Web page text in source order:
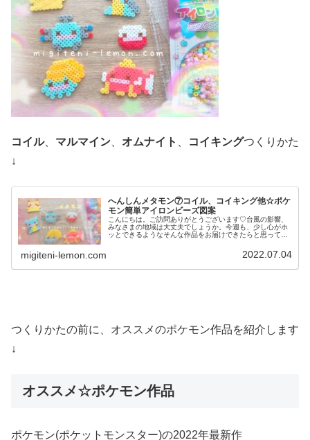
コイル、 マルマイン オムナイト コイキングつくりかた
↓
へんしんメタモン⑦コイル、コイキング他☆ポケ
モン簡単アイロンビーズ図案
こんにちは。ご訪問ありがとうございます♡台風の影響、
みなさまの地域は大丈夫でしょうか。今週も、少し心がホ
ッとできるようなそんな作品をお届けできたらと思ってい
migiteni-lemon.com 2022.07.04
つくりかたの前に、オススメのポケモン作品を紹介します
↓
オススメ☆ポケモン作品
ポケモン(ポケットモンスター)の2022年最新作